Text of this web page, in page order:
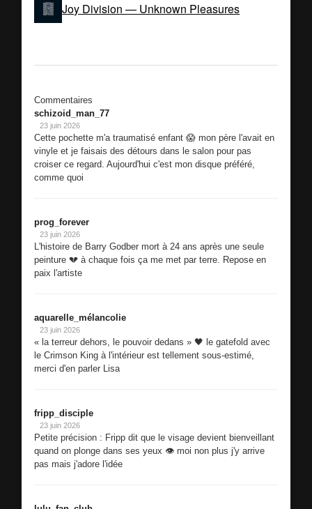
Joy Division — Unknown Pleasures
Commentaires
schizoid_man_77
23 juin 2026
Cette pochette m'a traumatisé enfant 😱 mon père l'avait en
vinyle et je faisais des détours dans le salon pour pas
croiser ce regard. Aujourd'hui c'est mon disque préféré,
comme quoi
prog_forever
23 juin 2026
L'histoire de Barry Godber mort à 24 ans après une seule
peinture 💔 à chaque fois ça me met par terre. Repose en
paix l'artiste
aquarelle_mélancolie
23 juin 2026
« la terreur dehors, le pouvoir dedans » 🖤 le gatefold avec
le Crimson King à l'intérieur est tellement sous-estimé,
merci d'en parler Lisa
fripp_disciple
23 juin 2026
Petite précision : Fripp dit que le visage devient bienveillant
quand on plonge dans ses yeux 👁️ moi non plus j'y arrive
pas mais j'adore l'idée